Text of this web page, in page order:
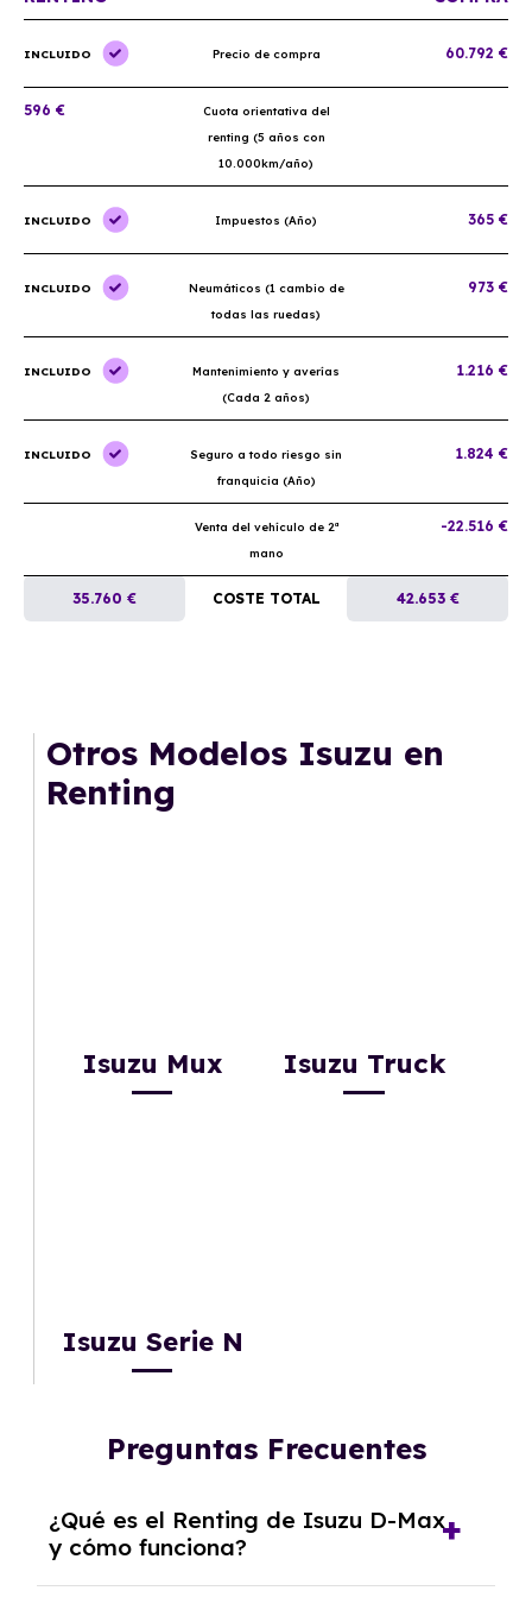
INCLUIDO Precio de compra 60.792 €
596 €
Cuota orientativa del
renting (5 años con
10.000km/año)
INCLUIDO Impuestos (Año) 365 €
INCLUIDO
Neumáticos (1 cambio de
todas las ruedas)
973 €
INCLUIDO
Mantenimiento y averías
(Cada 2 años)
1.216 €
INCLUIDO
Seguro a todo riesgo sin
franquicia (Año)
1.824 €
Venta del vehículo de 2ª
mano
-22.516 €
35.760 € COSTE TOTAL 42.653 €
Otros Modelos Isuzu en
Renting
Isuzu Mux Isuzu Truck
Isuzu Serie N
Preguntas Frecuentes
¿Qué es el Renting de Isuzu D-Max
y cómo funciona?